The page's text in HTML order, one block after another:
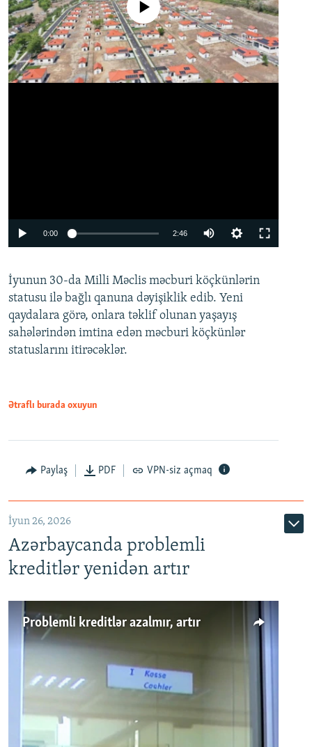
Auto 240p 360p 480p
720p 1080p
No media source currently available
0:00 2:46
360p
480p
720p
İyunun 30-da Milli Məclis məcburi köçkünlərin
statusu ilə bağlı qanuna dəyişiklik edib. Yeni
qaydalara görə, onlara təklif olunan yaşayış
sahələrindən imtina edən məcburi köçkünlər
statuslarını itirəcəklər.
Ətraflı burada oxuyun
Paylaş PDF VPN-siz açmaq
İyun 26, 2026
Azərbaycanda problemli
kreditlər yenidən artır
Problemli kreditlər azalmır, artır